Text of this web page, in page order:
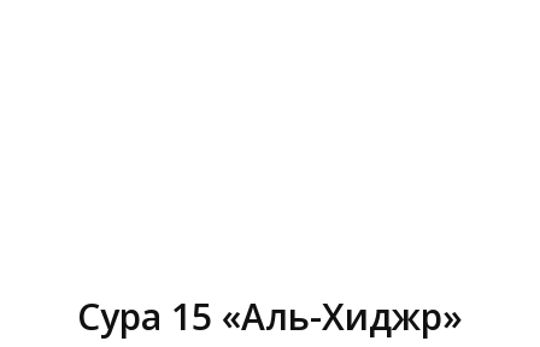
Сура 15 «Аль-Хиджр»